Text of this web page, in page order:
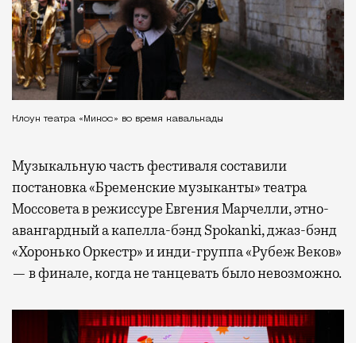
Клоун театра «Микос» во время кавалькады
Музыкальную часть фестиваля составили
постановка «Бременские музыканты» театра
Моссовета в режиссуре Евгения Марчелли, этно-
авангардный а капелла-бэнд Spokanki, джаз-бэнд
«Хоронько Оркестр» и инди-группа «Рубеж Веков»
— в финале, когда не танцевать было невозможно.